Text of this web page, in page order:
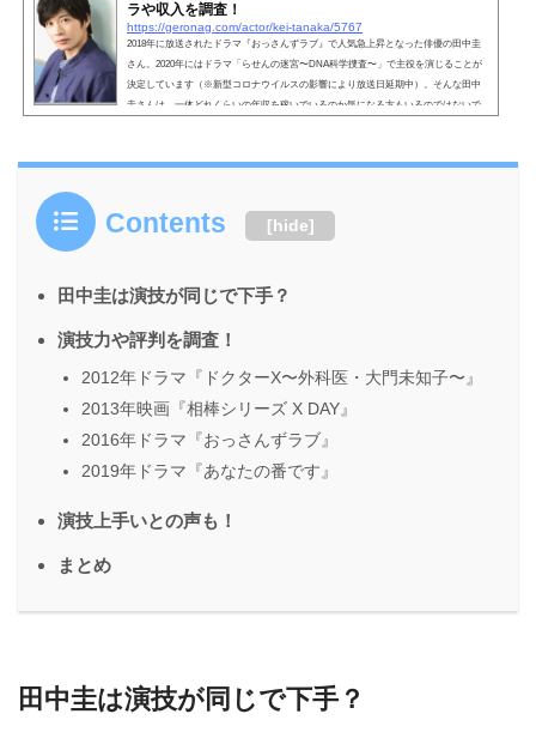
ラや収入を調査！
https://geronag.com/actor/kei-tanaka/5767
2018年に放送されたドラマ『おっさんずラブ』で人気急上昇となった俳優の田中圭
さん。2020年にはドラマ「らせんの迷宮〜DNA科学捜査〜」で主役を演じることが
決定しています（※新型コロナウイルスの影響により放送日延期中）。そんな田中
圭さんは、一体どれくらいの年収を稼いでいるのか気になる方もいるのではないで
いかと予想されますね。そこで今回は、そんな田中圭...
Contents [hide]
田中圭は演技が同じで下手？
演技力や評判を調査！
2012年ドラマ『ドクターX〜外科医・大門未知子〜』
2013年映画『相棒シリーズ X DAY』
2016年ドラマ『おっさんずラブ』
2019年ドラマ『あなたの番です』
演技上手いとの声も！
まとめ
田中圭は演技が同じで下手？